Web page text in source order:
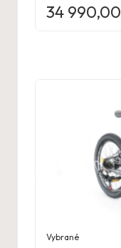
34 990,00
Vybrané